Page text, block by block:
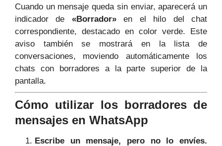
Cuando un mensaje queda sin enviar, aparecerá un
indicador de «Borrador»en el hilo del chat
correspondiente, destacado en color verde. Este
aviso también se mostrará en la lista de
conversaciones, moviendo automáticamente los
chats con borradores a la parte superior de la
pantalla.
Cómo utilizar los borradores de
mensajes en WhatsApp
Escribe un mensaje, pero no lo envíes.